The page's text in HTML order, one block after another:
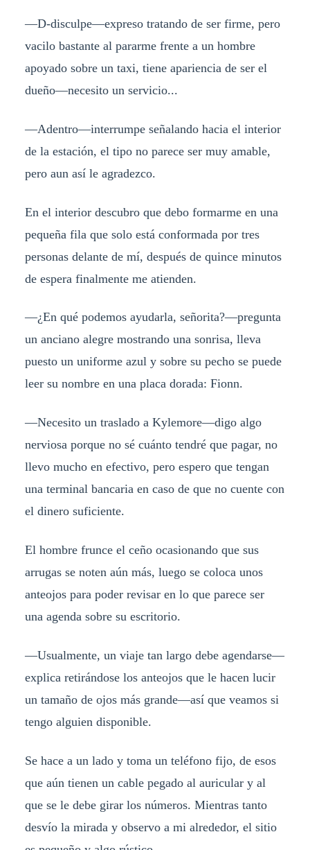
—D-disculpe—expreso tratando de ser firme, pero
vacilo bastante al pararme frente a un hombre
apoyado sobre un taxi, tiene apariencia de ser el
dueño—necesito un servicio...
—Adentro—interrumpe señalando hacia el interior
de la estación, el tipo no parece ser muy amable,
pero aun así le agradezco.
En el interior descubro que debo formarme en una
pequeña fila que solo está conformada por tres
personas delante de mí, después de quince minutos
de espera finalmente me atienden.
—¿En qué podemos ayudarla, señorita?—pregunta
un anciano alegre mostrando una sonrisa, lleva
puesto un uniforme azul y sobre su pecho se puede
leer su nombre en una placa dorada: Fionn.
—Necesito un traslado a Kylemore—digo algo
nerviosa porque no sé cuánto tendré que pagar, no
llevo mucho en efectivo, pero espero que tengan
una terminal bancaria en caso de que no cuente con
el dinero suficiente.
El hombre frunce el ceño ocasionando que sus
arrugas se noten aún más, luego se coloca unos
anteojos para poder revisar en lo que parece ser
una agenda sobre su escritorio.
—Usualmente, un viaje tan largo debe agendarse—
explica retirándose los anteojos que le hacen lucir
un tamaño de ojos más grande—así que veamos si
tengo alguien disponible.
Se hace a un lado y toma un teléfono fijo, de esos
que aún tienen un cable pegado al auricular y al
que se le debe girar los números. Mientras tanto
desvío la mirada y observo a mi alrededor, el sitio